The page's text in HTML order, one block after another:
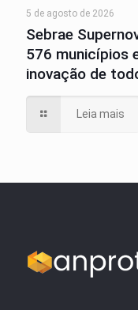
5 de agosto de 2026
Sebrae
576 municípios
inovação de
Leia mais